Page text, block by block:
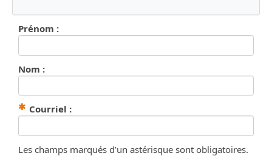
Prénom :
Nom :
Courriel :(Obligatoire)
Les champs marqués d’un astérisque sont obligatoires.